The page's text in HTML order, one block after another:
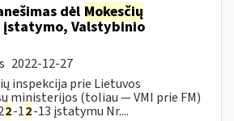
dėl Mokesčių
Valstybinio
2022-12-27
inspekcija prie Lietuvos
ministerijos (toliau — VMI prie FM)
2-12-13 įstatymu Nr....